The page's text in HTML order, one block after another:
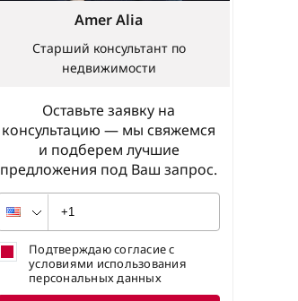
Оставьте заявку на
консультацию — мы свяжемся
и подберем лучшие
предложения под Ваш запрос.
Amer Alia
Старший консультант по
недвижимости
Подтверждаю согласие с
условиями использования
персональных данных